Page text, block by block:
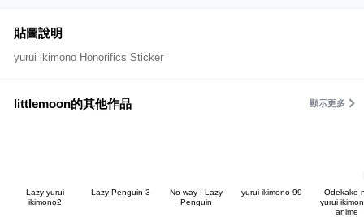
貼圖說明
yurui ikimono Honorifics Sticker
littlemoon的其他作品 顯示更多
Lazy yurui
ikimono2
Lazy Penguin 3
No way ! Lazy
Penguin
yurui ikimono 99
Odekake
yurui
anime